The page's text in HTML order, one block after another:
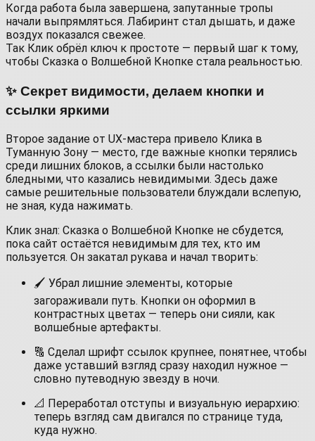
Когда работа была завершена, запутанные тропы
начали выпрямляться. Лабиринт стал дышать, и даже
воздух показался свежее.
Так Клик обрёл ключ к простоте — первый шаг к тому,
чтобы Сказка о Волшебной Кнопке стала реальностью.
✨ Секрет видимости, делаем кнопки и
ссылки яркими
Второе задание от UX-мастера привело Клика в
Туманную Зону — место, где важные кнопки терялись
среди лишних блоков, а ссылки были настолько
бледными, что казались невидимыми. Здесь даже
самые решительные пользователи блуждали вслепую,
не зная, куда нажимать.
Клик знал: Сказка о Волшебной Кнопке не сбудется,
пока сайт остаётся невидимым для тех, кто им
пользуется. Он закатал рукава и начал творить:
🖌 Убрал лишние элементы, которые
загораживали путь. Кнопки он оформил в
контрастных цветах — теперь они сияли, как
волшебные артефакты.
🔠 Сделал шрифт ссылок крупнее, понятнее, чтобы
даже уставший взгляд сразу находил нужное —
словно путеводную звезду в ночи.
📐 Переработал отступы и визуальную иерархию:
теперь взгляд сам двигался по странице туда,
куда нужно.